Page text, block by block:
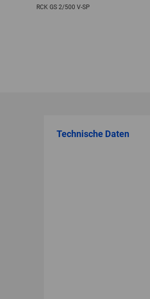
RCK GS 2/500 V-SP
Technische Daten